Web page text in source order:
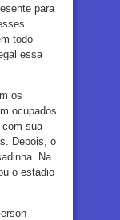
para
todo
essa
os
ocupados.
com sua
Depois, o
Na
o estádio